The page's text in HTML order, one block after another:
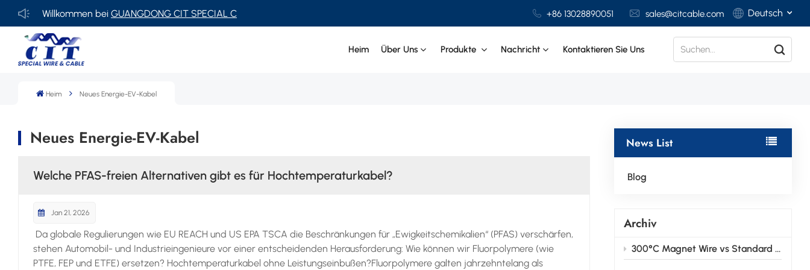
Willkommen beiGUANGDONG CIT SPECIAL CABLE Co., Ltd. +86 13028890051 sales@citcable.com Deutsch
Heim Über Uns Produkte Nachricht Kontaktieren Sie Uns
Heim Neues Energie-EV-Kabel
News List
Blog
Archiv
300°C Magnet Wire vs Standard Magnet Wire: Key Differences Explained
Neues Energie-EV-Kabel
Welche PFAS-freien Alternativen gibt es für Hochtemperaturkabel?
Jan 21, 2026
Da globale Regulierungen wie EU REACH und US EPA TSCA die Beschränkungen für „Ewigkeitschemikalien“ (PFAS) verschärfen,
stehen Automobil- und Industrieingenieure vor einer entscheidenden Herausforderung: Wie können wir Fluorpolymere (wie
PTFE, FEP und ETFE) ersetzen? Hochtemperaturkabel ohne Leistungseinbußen?Fluorpolymere galten jahrzehntelang als